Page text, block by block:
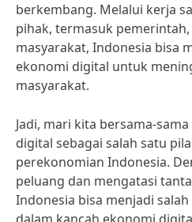
berkembang. Melalui kerja
pihak, termasuk
masyarakat, Indonesia bisa
ekonomi digital untuk
masyarakat.
Jadi, mari kita bersama-
digital sebagai salah satu
perekonomian Indonesia.
peluang dan mengatasi
Indonesia bisa menjadi